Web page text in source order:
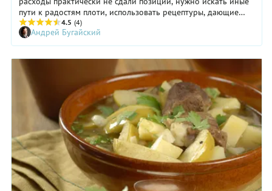
пути к радостям плоти, использовать рецептуры, дающие
максимальный выхлоп при минимуме вложений. И здесь на
помощь к нам приходит баранина!
4.5 (4)
Андрей Бугайский